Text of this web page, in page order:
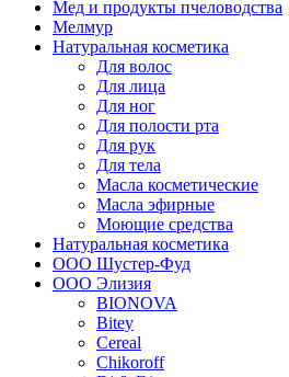
Мед и продукты пчеловодства
Мелмур
Натуральная косметика
Для волос
Для лица
Для ног
Для полости рта
Для рук
Для тела
Масла косметические
Масла эфирные
Моющие средства
Натуральная косметика
ООО Шустер-Фуд
ООО Элизия
BIONOVA
Bitey
Cereal
Chikoroff